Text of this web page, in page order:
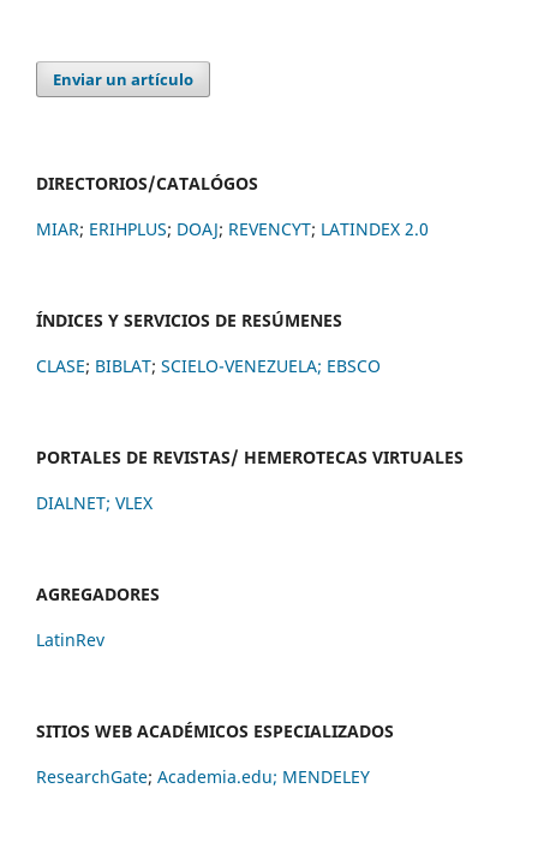
Enviar un artículo
DIRECTORIOS/CATALÓGOS
MIAR; ERIHPLUS; DOAJ; REVENCYT; LATINDEX 2.0
ÍNDICES Y SERVICIOS DE RESÚMENES
CLASE; BIBLAT; SCIELO-VENEZUELA; EBSCO
PORTALES DE REVISTAS/ HEMEROTECAS VIRTUALES
DIALNET; VLEX
AGREGADORES
LatinRev
SITIOS WEB ACADÉMICOS ESPECIALIZADOS
ResearchGate; Academia.edu; MENDELEY